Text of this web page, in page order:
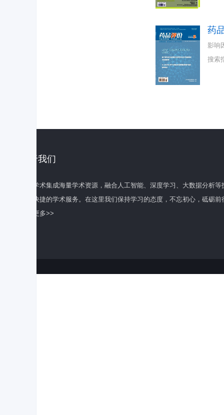
药
影响
搜索
关于我们
百度学术集成海量学术资源，融合人工智能、深度学习、大数据分析
全面快捷的学术服务。在这里我们保持学习的态度，不忘初心，砥砺前
了解更多>>